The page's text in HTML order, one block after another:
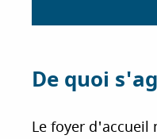
De quoi
Le foyer d'accueil